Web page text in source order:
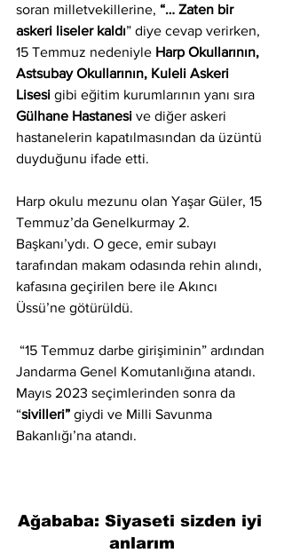
soran milletvekillerine, “… Zaten bir
askeri liseler kaldı” diye cevap verirken,
15 Temmuz nedeniyle Harp Okullarının,
Astsubay Okullarının, Kuleli Askeri
Lisesi gibi eğitim kurumlarının yanı sıra
Gülhane Hastanesi ve diğer askeri
hastanelerin kapatılmasından da üzüntü
duyduğunu ifade etti.
Harp okulu mezunu olan Yaşar Güler, 15
Temmuz’da Genelkurmay 2.
Başkanı’ydı. O gece, emir subayı
tarafından makam odasında rehin alındı,
kafasına geçirilen bere ile Akıncı
Üssü’ne götürüldü.
Jandarma Genel Komutanlığına atandı.
Mayıs 2023 seçimlerinden sonra da
“sivilleri” giydi ve Milli Savunma
Bakanlığı’na atandı.
Ağababa: Siyaseti sizden iyi
anlarım